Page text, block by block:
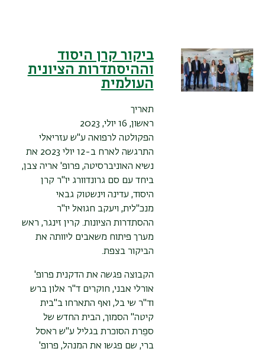
ביקור קרן היסוד
וההיסתדרות הציונית
העולמית
תאריך
ראשון, 16 יולי, 2023
הפקולטה לרפואה ע"ש עזריאלי
התרגשה לארח ב-12 יולי 2023 את
נשיא האוניברסיטה, פרופ' אריה צבן,
ביחד עם סם גרונדוורג יו"ר קרן
היסוד, עדינה וינשטוק גבאי
מנכ"לית, ויעקב חגואל יו"ר
ההסתדרות הציונות. קרין זינגר, ראש
מערך פיתוח משאבים ליוותה את
הביקור בצפת.
הקבוצה פגשה את הדקנית פרופ'
אורלי אבני, חוקרים ד"ר אלון ברש
וד"ר שי בל, ואף התארחו ב"בית
קיטה" הסמוך, הבית החדש של
ספֵרת הסוכרת בגליל ע"ש ראסל
ברי, שם פגשו את המנהל, פרופ'